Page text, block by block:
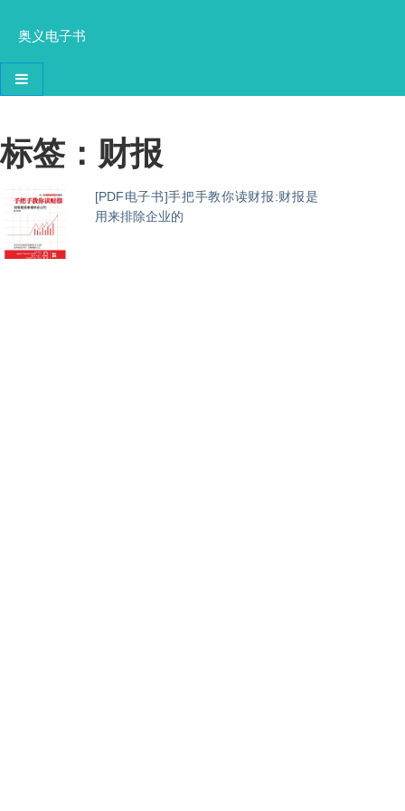
奥义电子书
导航切换
标签：财报
[PDF电子书]手把手教你读财报:财报是
用来排除企业的